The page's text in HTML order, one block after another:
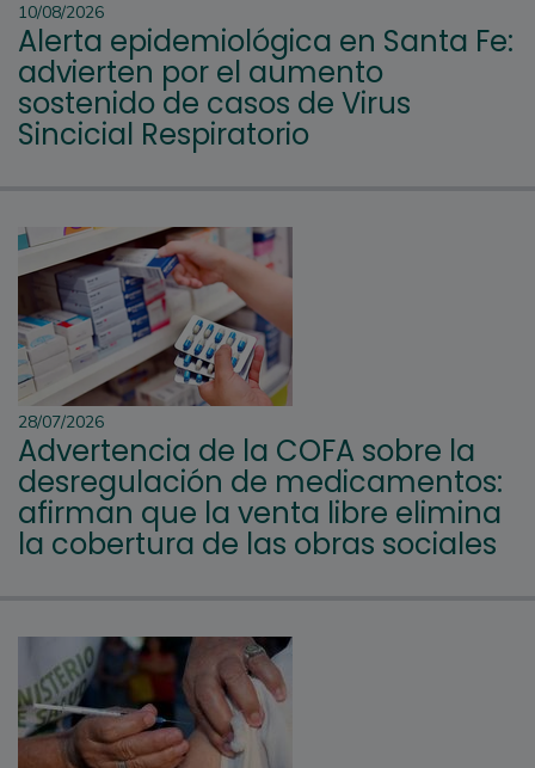
10/08/2026
Alerta epidemiológica en Santa Fe:
advierten por el aumento
sostenido de casos de Virus
Sincicial Respiratorio
28/07/2026
Advertencia de la COFA sobre la
desregulación de medicamentos:
afirman que la venta libre elimina
la cobertura de las obras sociales